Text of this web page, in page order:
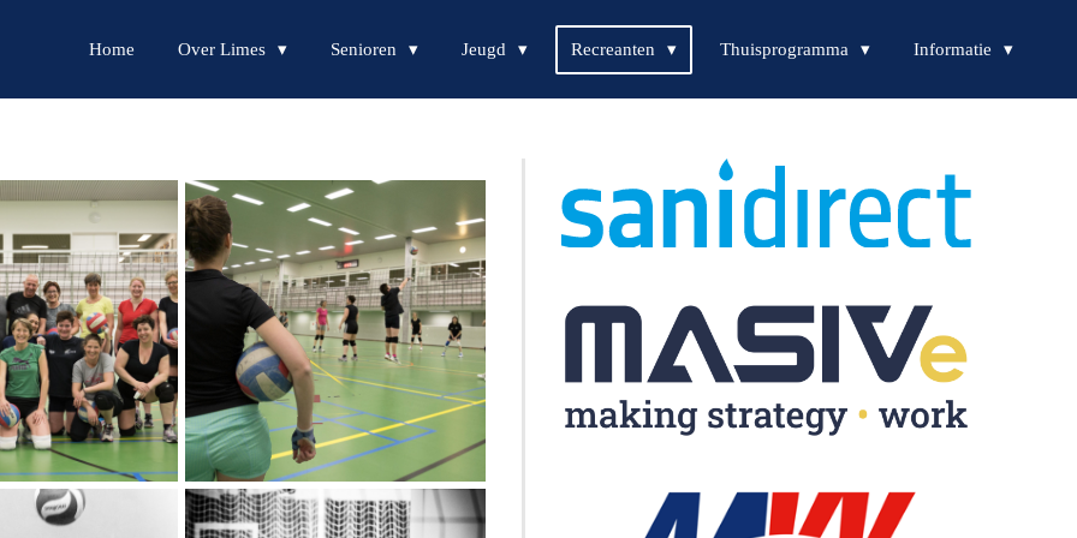
Home Over Limes Senioren Jeugd Recreanten Thuisprogramma Informatie